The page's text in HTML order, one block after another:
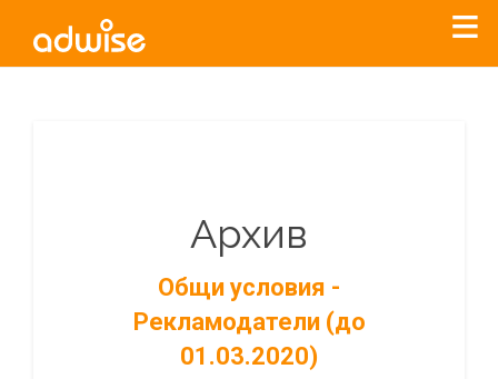
Архив
Общи условия -
Рекламодатели (до
01.03.2020)